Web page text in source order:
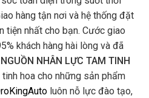
hàng tận nơi và hệ thống đặt
tiện nhất cho bạn. Cước giao
khách hàng hài lòng và đã
NHÂN LỰC TAM TINH
hoa cho những sản phẩm
luôn nỗ lực đào tạo,